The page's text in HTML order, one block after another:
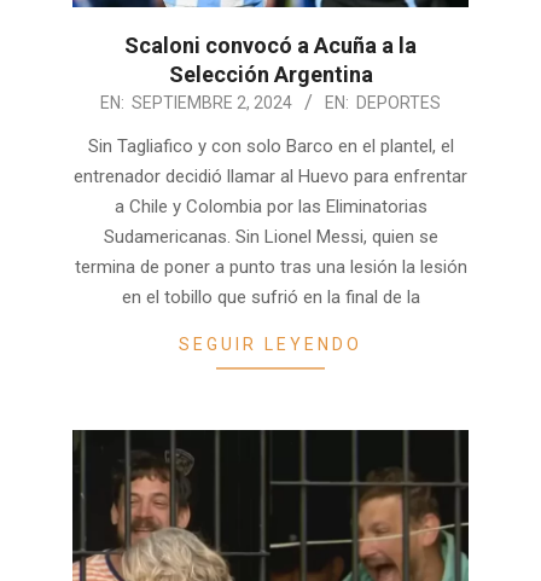
Scaloni convocó a Acuña a la
Selección Argentina
2024-
EN: SEPTIEMBRE 2, 2024 EN: DEPORTES
Sin Tagliafico y con solo Barco en el plantel, el
entrenador decidió llamar al Huevo para enfrentar
a Chile y Colombia por las Eliminatorias
Sudamericanas. Sin Lionel Messi, quien se
termina de poner a punto tras una lesión la lesión
en el tobillo que sufrió en la final de la
SEGUIR LEYENDO